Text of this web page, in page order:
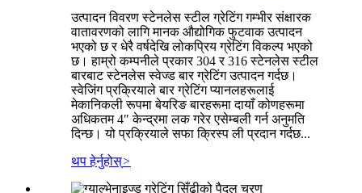
उत्पादन विवरण स्टेनलेस स्टील ग्रेटिंग गम्भीर संक्षारक
वातावरणको लागि मानक औद्योगिक फुटवाक उत्पादन
भएको छ र धेरै वर्षदेखि लोकप्रिय ग्रेटिंग विकल्प भएको
छ। हाम्रो कम्पनीले प्रकार 304 र 316 स्टेनलेस स्टील
बारबाट स्टेनलेस स्वेज्ड बार ग्रेटिंग उत्पादन गर्दछ।
स्वेजिंग प्रक्रियाले बार ग्रेटिंग प्यानलहरूलाई
मेकानिकली रूपमा बेयरिङ बारहरूमा दायाँ कोणहरूमा
अधिकतम 4″ केन्द्रमा लक गरेर एसेम्बली गर्न अनुमति
दिन्छ। यो प्रक्रियाले सफा क्रिस्प ली प्रदान गर्दछ...
थप हेर्नुहोस्>